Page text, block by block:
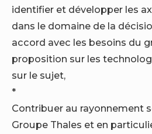
identifier et développer les
dans le domaine de la
accord avec les besoins du
proposition sur les
sur le sujet,
*
Contribuer au rayonnement
Groupe Thales et en